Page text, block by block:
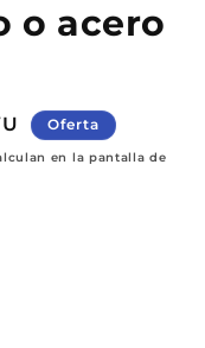
o acero
Oferta
en la pantalla de